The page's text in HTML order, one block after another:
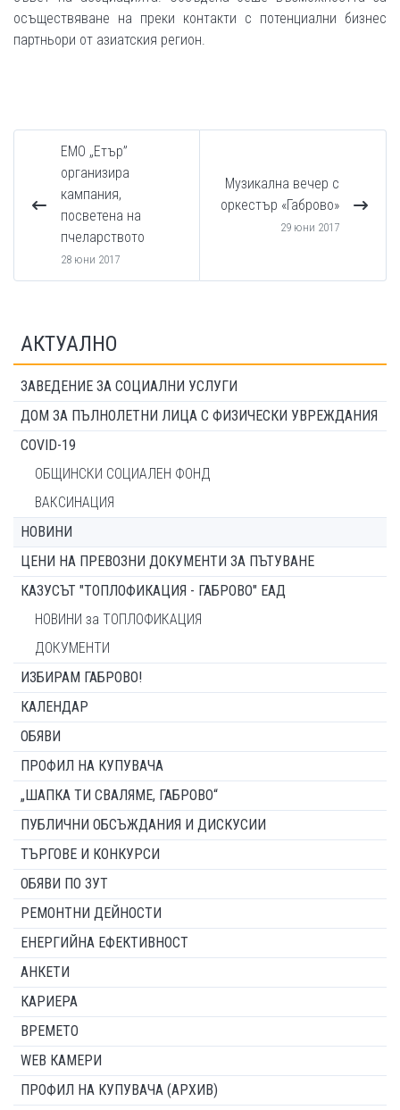
осъществяване на преки контакти с потенциални бизнес
партньори от азиатския регион.
ЕМО „Етър”
организира
кампания,
посветена на
пчеларството
28 юни 2017
Музикална вечер с
оркестър «Габрово»
29 юни 2017
АКТУАЛНО
ЗАВЕДЕНИЕ ЗА СОЦИАЛНИ УСЛУГИ
ДОМ ЗА ПЪЛНОЛЕТНИ ЛИЦА С ФИЗИЧЕСКИ УВРЕЖДАНИЯ
COVID-19
ОБЩИНСКИ СОЦИАЛЕН ФОНД
ВАКСИНАЦИЯ
НОВИНИ
ЦЕНИ НА ПРЕВОЗНИ ДОКУМЕНТИ ЗА ПЪТУВАНЕ
КАЗУСЪТ "ТОПЛОФИКАЦИЯ - ГАБРОВО" ЕАД
НОВИНИ за ТОПЛОФИКАЦИЯ
ДОКУМЕНТИ
ИЗБИРАМ ГАБРОВО!
КАЛЕНДАР
ОБЯВИ
ПРОФИЛ НА КУПУВАЧА
„ШАПКА ТИ СВАЛЯМЕ, ГАБРОВО“
ПУБЛИЧНИ ОБСЪЖДАНИЯ И ДИСКУСИИ
ТЪРГОВЕ И КОНКУРСИ
ОБЯВИ ПО ЗУТ
РЕМОНТНИ ДЕЙНОСТИ
ЕНЕРГИЙНА ЕФЕКТИВНОСТ
АНКЕТИ
КАРИЕРА
ВРЕМЕТО
WEB КАМЕРИ
ПРОФИЛ НА КУПУВАЧА (АРХИВ)